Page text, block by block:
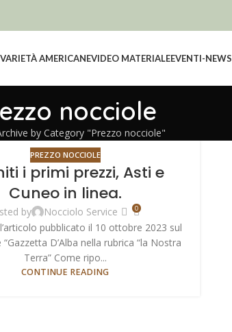
VARIETÀ AMERICANEVIDEO MATERIALEEVENTI-NEWS
nocciole
by Category "Prezzo nocciole"
PREZZO NOCCIOLE
i primi prezzi, Asti e
Cuneo in linea.
by Nocciolo Service 0
pubblicato il 10 ottobre 2023 sul
D’Alba nella rubrica “la Nostra
Terra” Come ripo...
CONTINUE READING